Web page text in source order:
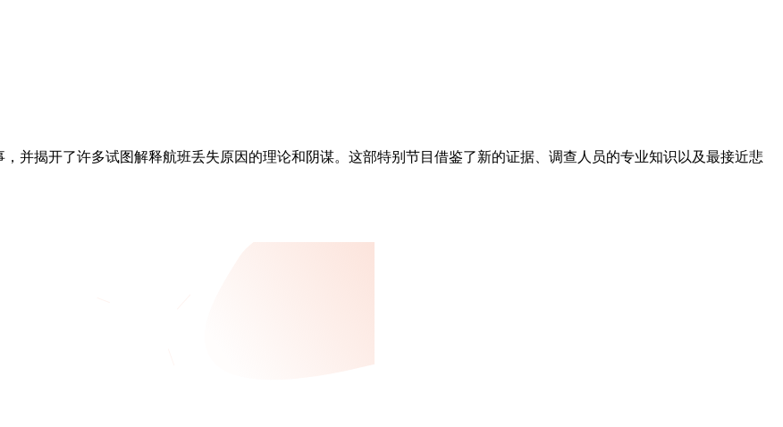
揭开了许多试图解释航班丢失原因的理论和阴谋。这部特别节目借鉴了新的证据、调查人员的专业知识以及最接近悲